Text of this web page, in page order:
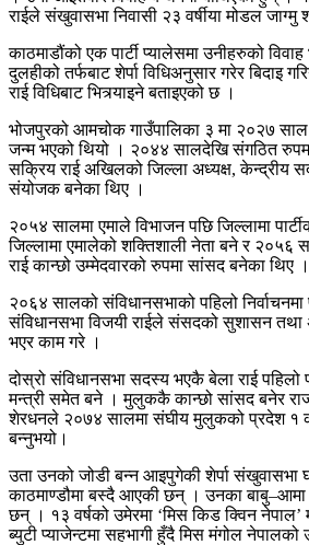
राईले संखुवासभा निवासी २३ वर्षीया मोडल जाग्मु
काठमाडौंको एक पार्टी प्यालेसमा उनीहरुको
दुलहीको तर्फबाट शेर्पा विधिअनुसार गरेर बिदाइ
राई विधिबाट भित्र्याइने बताइएको छ ।
भोजपुरको आमचोक गाउँपालिका ३ मा २०२७
जन्म भएको थियो । २०४४ सालदेखि संगठित
सक्रिय राई अखिलको जिल्ला अध्यक्ष, केन्द्रीय
संयोजक बनेका थिए ।
२०५४ सालमा एमाले विभाजन पछि जिल्लामा
जिल्लामा एमालेको शक्तिशाली नेता बने र २०५६
राई कान्छो उम्मेदवारको रुपमा सांसद बनेका थिए ।
२०६४ सालको संविधानसभाको पहिलो निर्वाचनमा
संविधानसभा विजयी राईले संसदको सुशासन तथा
भएर काम गरे ।
दोस्रो संविधानसभा सदस्य भएकै बेला राई
मन्त्री समेत बने । मुलुककै कान्छो सांसद बनेर
शेरधनले २०७४ सालमा संघीय मुलुकको प्रदेश १
बन्नुभयो।
उता उनको जोडी बन्न आइपुगेकी शेर्पा
काठमाण्डौमा बस्दै आएकी छन् । उनका
छन् । १३ वर्षको उमेरमा ‘मिस किड क्विन नेपाल’
ब्युटी प्याजेन्टमा सहभागी हुँदै मिस मंगोल नेपालको